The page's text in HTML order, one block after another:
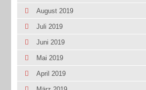
August 2019
Juli 2019
Juni 2019
Mai 2019
April 2019